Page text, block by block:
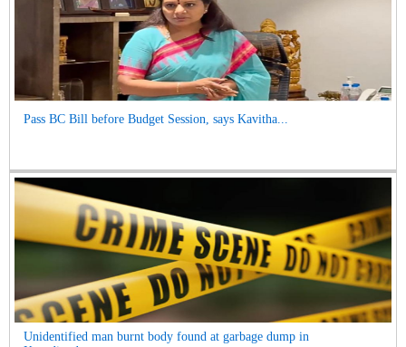
Pass BC Bill before Budget Session, says Kavitha...
Unidentified man burnt body found at garbage dump in